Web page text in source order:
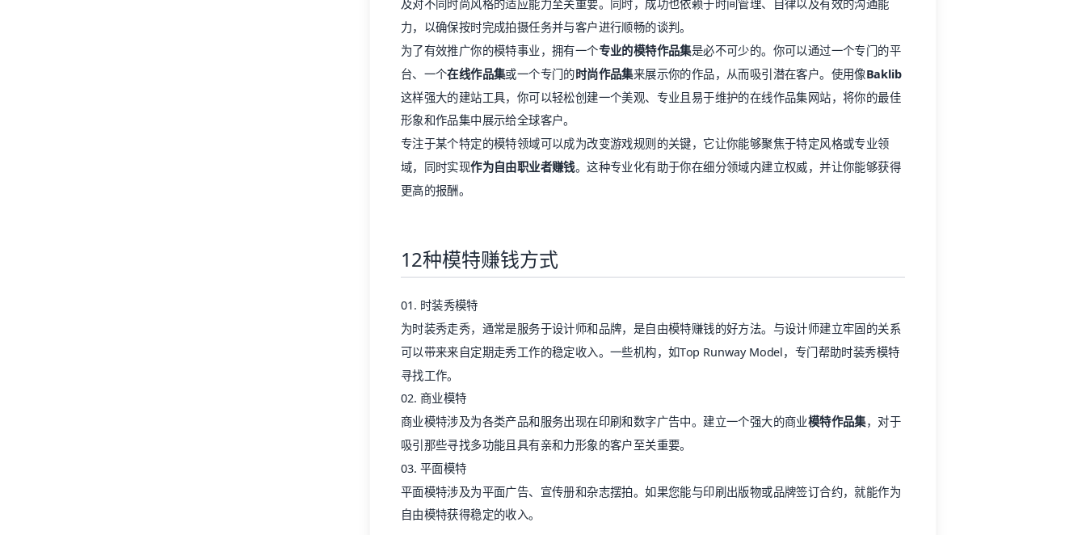
及对不同时尚风格的适应能力至关重要。同时，成功也依赖于时间管理、自律以及有效的沟通能
力，以确保按时完成拍摄任务并与客户进行顺畅的谈判。
为了有效推广你的模特事业，拥有一个专业的模特作品集是必不可少的。你可以通过一个专门的平
台、一个在线作品集或一个专门的时尚作品集来展示你的作品，从而吸引潜在客户。使用像Baklib
这样强大的建站工具，你可以轻松创建一个美观、专业且易于维护的在线作品集网站，将你的最佳
形象和作品集中展示给全球客户。
专注于某个特定的模特领域可以成为改变游戏规则的关键，它让你能够聚焦于特定风格或专业领
域，同时实现作为自由职业者赚钱。这种专业化有助于你在细分领域内建立权威，并让你能够获得
更高的报酬。
12种模特赚钱方式
01. 时装秀模特
为时装秀走秀，通常是服务于设计师和品牌，是自由模特赚钱的好方法。与设计师建立牢固的关系
可以带来来自定期走秀工作的稳定收入。一些机构，如Top Runway Model，专门帮助时装秀模特
寻找工作。
02. 商业模特
商业模特涉及为各类产品和服务出现在印刷和数字广告中。建立一个强大的商业模特作品集，对于
吸引那些寻找多功能且具有亲和力形象的客户至关重要。
03. 平面模特
平面模特涉及为平面广告、宣传册和杂志摆拍。如果您能与印刷出版物或品牌签订合约，就能作为
自由模特获得稳定的收入。